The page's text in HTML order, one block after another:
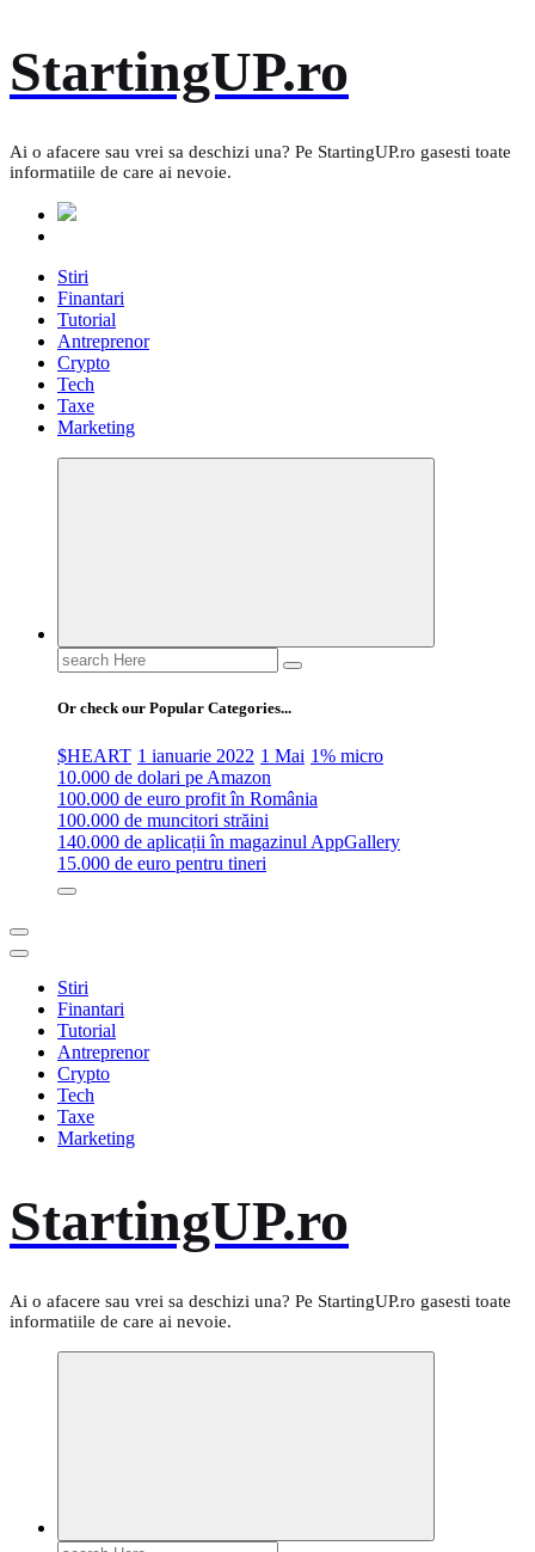
to
content
StartingUP.ro
Ai o afacere sau vrei sa deschizi una? Pe StartingUP.ro gasesti toate
informatiile de care ai nevoie.
Stiri
Finantari
Tutorial
Antreprenor
Crypto
Tech
Taxe
Marketing
Search
for:
Or check our Popular Categories...
$HEART 1 ianuarie 2022 1 Mai 1% micro
10.000 de dolari pe Amazon
100.000 de euro profit în România
100.000 de muncitori străini
140.000 de aplicații în magazinul AppGallery
15.000 de euro pentru tineri
Stiri
Finantari
Tutorial
Antreprenor
Crypto
Tech
Taxe
Marketing
StartingUP.ro
Ai o afacere sau vrei sa deschizi una? Pe StartingUP.ro gasesti toate
informatiile de care ai nevoie.